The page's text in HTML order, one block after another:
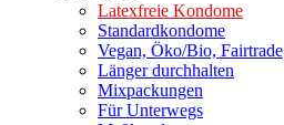
Latexfreie Kondome
Standardkondome
Vegan, Öko/Bio, Fairtrade
Länger durchhalten
Mixpackungen
Für Unterwegs